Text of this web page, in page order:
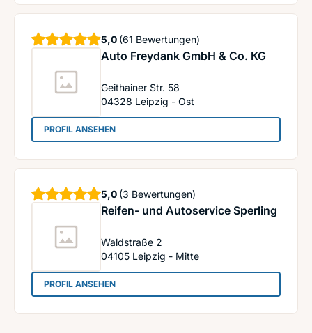
Auto Freydank GmbH & Co. KG
Geithainer Str. 58
04328 Leipzig - Ost
5,0 Sterne
(61 Bewertungen)
PROFIL ANSEHEN: Auto Freydank GmbH & Co. KG
Reifen- und Autoservice Sperling
Waldstraße 2
04105 Leipzig - Mitte
5,0 Sterne
(3 Bewertungen)
PROFIL ANSEHEN: Reifen- und Autoservice Sperling